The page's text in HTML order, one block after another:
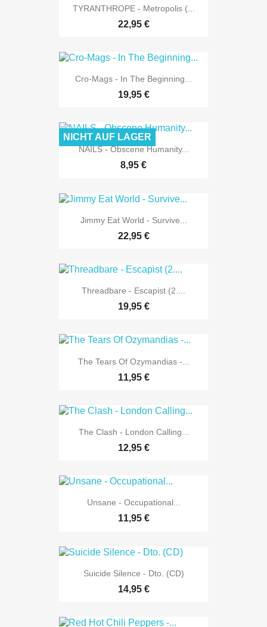
TYRANTHROPE - Metropolis (...
22,95 €
Cro-Mags - In The Beginning...
19,95 €
NAILS - Obscene Humanity...
8,95 €
NICHT AUF LAGER
Jimmy Eat World - Survive...
22,95 €
Threadbare - Escapist (2....
19,95 €
The Tears Of Ozymandias -...
11,95 €
The Clash - London Calling...
12,95 €
Unsane - Occupational...
11,95 €
Suicide Silence - Dto. (CD)
14,95 €